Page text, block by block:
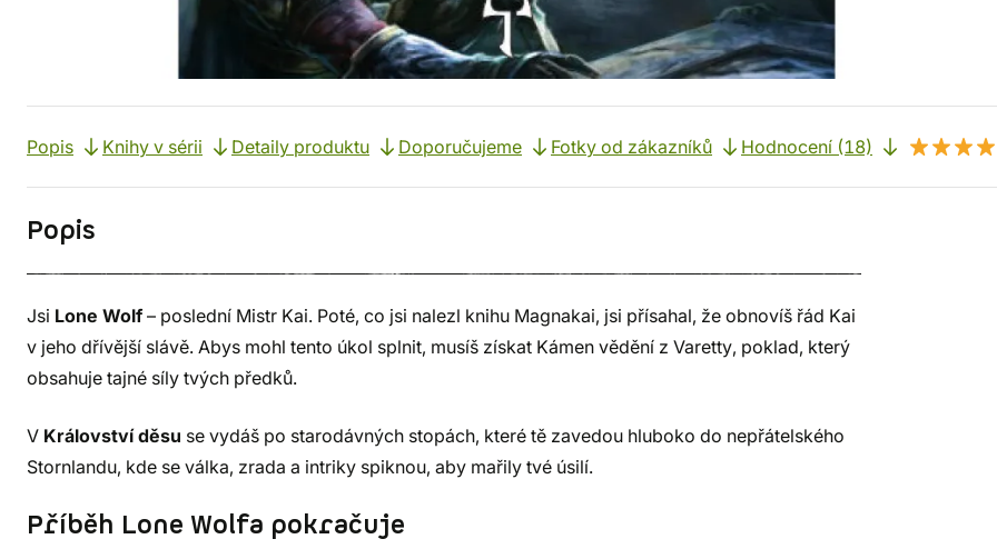
Popis Knihy v sérii Detaily produktu Doporučujeme Fotky od zákazníků Hodnocení (18)
Popis
Jsi Lone Wolf– poslední Mistr Kai. Poté, co jsi nalezl knihu Magnakai, jsi přísahal, že obnovíš řád Kai
v jeho dřívější slávě. Abys mohl tento úkol splnit, musíš získat Kámen vědění z Varetty, poklad, který
obsahuje tajné síly tvých předků.
V Království děsu se vydáš po starodávných stopách, které tě zavedou hluboko do nepřátelského
Stornlandu, kde se válka, zrada a intriky spiknou, aby mařily tvé úsilí.
Příběh Lone Wolfa pokračuje